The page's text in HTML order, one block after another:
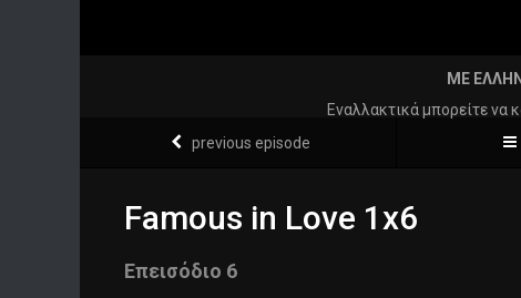
ΜΕ
Εναλλακτικά μπορείτε να
previous episode
Famous in Love 1x6
Επεισόδιο 6